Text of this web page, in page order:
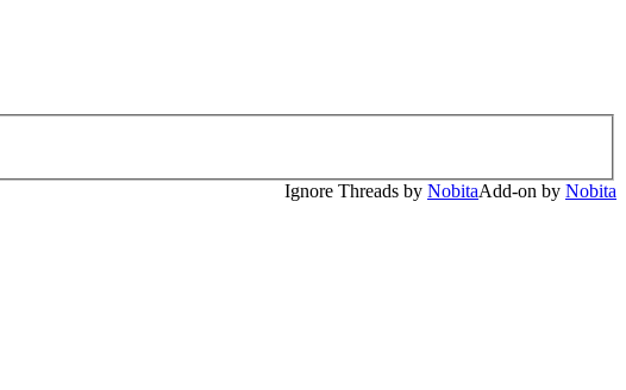
Add-on by Nobita
Ignore Threads by Nobita